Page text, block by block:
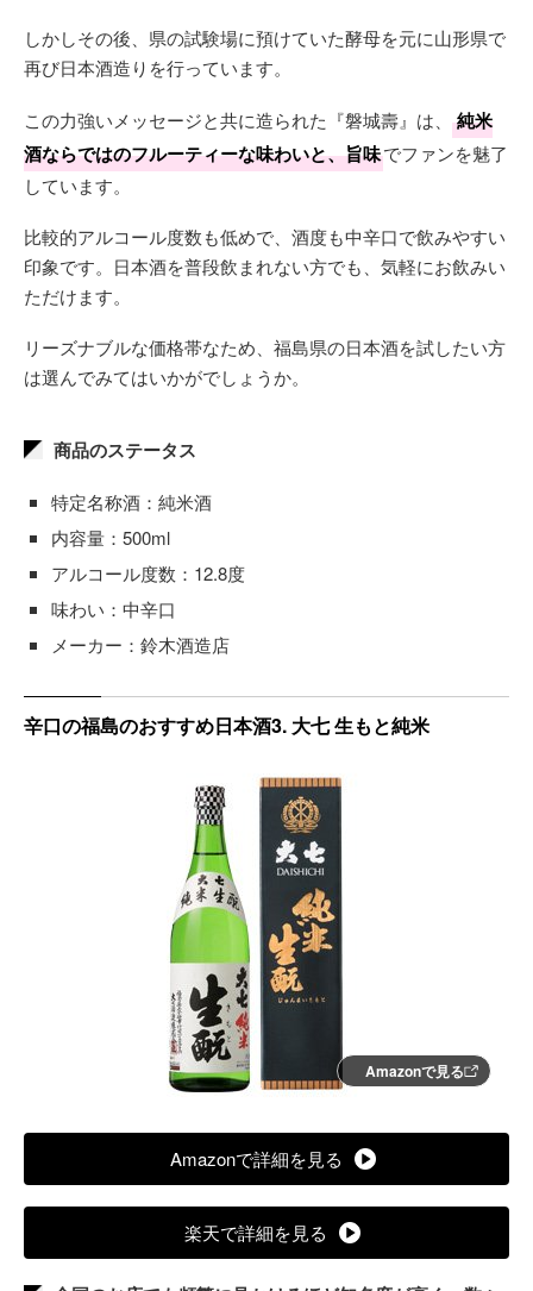
しかしその後、県の試験場に預けていた酵母を元に山形県で
再び日本酒造りを行っています。
この力強いメッセージと共に造られた『磐城壽』は、
純米
酒ならではのフルーティーな味わいと、旨味でファンを魅了
しています。
比較的アルコール度数も低めで、酒度も中辛口で飲みやすい
印象です。日本酒を普段飲まれない方でも、気軽にお飲みい
ただけます。
リーズナブルな価格帯なため、福島県の日本酒を試したい方
は選んでみてはいかがでしょうか。
商品のステータス
特定名称酒：純米酒
内容量：500ml
アルコール度数：12.8度
味わい：中辛口
メーカー：鈴木酒造店
辛口の福島のおすすめ日本酒3. 大七 生もと純米
Amazonで見る
Amazonで詳細を見る
楽天で詳細を見る